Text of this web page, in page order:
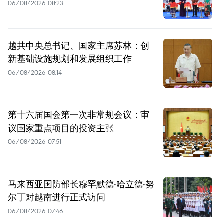
06/08/2026 08:23
越共中央总书记、国家主席苏林：创
新基础设施规划和发展组织工作
06/08/2026 08:14
第十六届国会第一次非常规会议：审
议国家重点项目的投资主张
06/08/2026 07:51
马来西亚国防部长穆罕默德·哈立德·努
尔丁对越南进行正式访问
06/08/2026 07:46